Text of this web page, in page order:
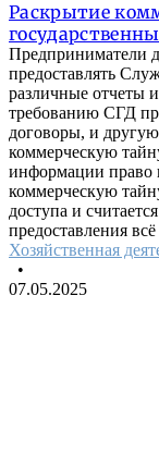
Раскрытие
Предприниматели
предоставлять
различные отчеты
требованию СГД
договоры, и
коммерческую
информации право
коммерческую
доступа и
предоставления
Хозяйственная
•
07.05.2025